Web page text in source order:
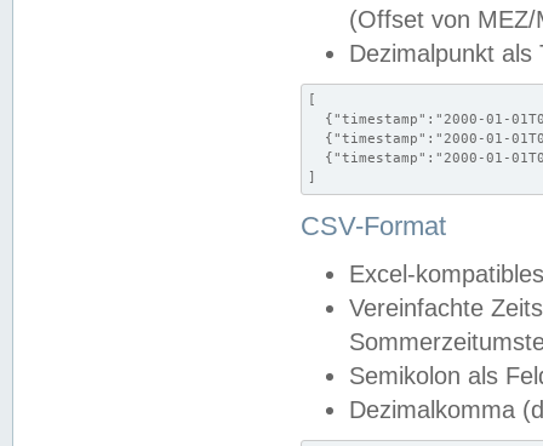
(Offset von MEZ/
Dezimalpunkt als
[
{"timestamp":"2000-01-
{"timestamp":"2000-01-
{"timestamp":"2000-01-
]
CSV-Format
Excel-
Vereinfachte
Semikolon als
Dezimalkomma